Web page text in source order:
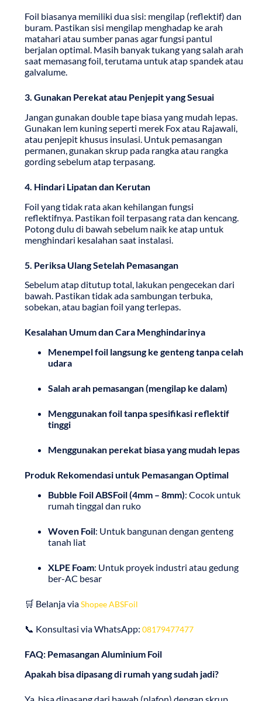
Foil biasanya memiliki dua sisi: mengilap (reflektif) dan
buram. Pastikan sisi mengilap menghadap ke arah
matahari atau sumber panas agar fungsi pantul
berjalan optimal. Masih banyak tukang yang salah arah
saat memasang foil, terutama untuk atap spandek atau
galvalume.
3. Gunakan Perekat atau Penjepit yang Sesuai
Jangan gunakan double tape biasa yang mudah lepas.
Gunakan lem kuning seperti merek Fox atau Rajawali,
atau penjepit khusus insulasi. Untuk pemasangan
permanen, gunakan skrup pada rangka atau rangka
gording sebelum atap terpasang.
4. Hindari Lipatan dan Kerutan
Foil yang tidak rata akan kehilangan fungsi
reflektifnya. Pastikan foil terpasang rata dan kencang.
Potong dulu di bawah sebelum naik ke atap untuk
menghindari kesalahan saat instalasi.
5. Periksa Ulang Setelah Pemasangan
Sebelum atap ditutup total, lakukan pengecekan dari
bawah. Pastikan tidak ada sambungan terbuka,
sobekan, atau bagian foil yang terlepas.
Kesalahan Umum dan Cara Menghindarinya
Menempel foil langsung ke genteng tanpa celah
udara
Salah arah pemasangan (mengilap ke dalam)
Menggunakan foil tanpa spesifikasi reflektif
tinggi
Menggunakan perekat biasa yang mudah lepas
Produk Rekomendasi untuk Pemasangan Optimal
Bubble Foil ABSFoil (4mm – 8mm): Cocok untuk
rumah tinggal dan ruko
Woven Foil: Untuk bangunan dengan genteng
tanah liat
XLPE Foam: Untuk proyek industri atau gedung
ber-AC besar
🛒 Belanja viaShopee ABSFoil
📞 Konsultasi via WhatsApp: 08179477477
FAQ: Pemasangan Aluminium Foil
Apakah bisa dipasang di rumah yang sudah jadi?